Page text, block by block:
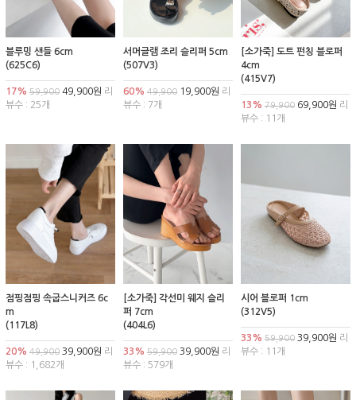
블루밍 샌들 6cm
(625C6)
17% 59,900 49,900원 리
뷰수 : 25개
서머글램 조리 슬리퍼 5cm
(507V3)
60% 49,90019,900원 리
뷰수 : 7개
[소가죽] 도트 펀칭 블로퍼
4cm
(415V7)
13% 79,90069,900원 리
뷰수 : 11개
점핑점핑 속굽스니커즈 6c
m
(117L8)
20% 49,900 39,900원 리
뷰수 : 1,682개
[소가죽] 각선미 웨지 슬리
퍼 7cm
(404L6)
33% 59,90039,900원 리
뷰수 : 579개
시어 블로퍼 1cm
(312V5)
33% 59,90039,900원 리
뷰수 : 11개